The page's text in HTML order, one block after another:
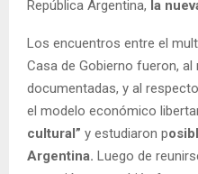
República Argentina, la
Los encuentros entre el
Casa de Gobierno fueron,
documentadas, y al
el modelo económico
cultural” y estudiaron p
Argentina. Luego de